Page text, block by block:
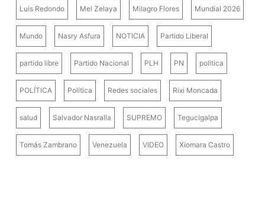
Luis Redondo Mel Zelaya Milagro Flores Mundial 2026
Mundo Nasry Asfura NOTICIA Partido Liberal
partido libre Partido Nacional PLH PN politica
POLÍTICA Política Redes sociales Rixi Moncada
salud Salvador Nasralla SUPREMO Tegucigalpa
Tomás Zambrano Venezuela VIDEO Xiomara Castro